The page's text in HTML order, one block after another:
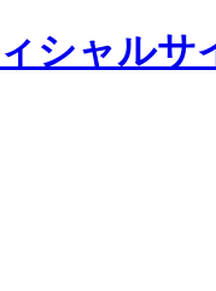
シャルサ